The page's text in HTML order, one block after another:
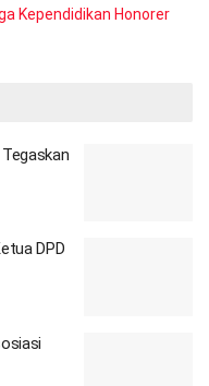
Kependidikan Honorer
DPD